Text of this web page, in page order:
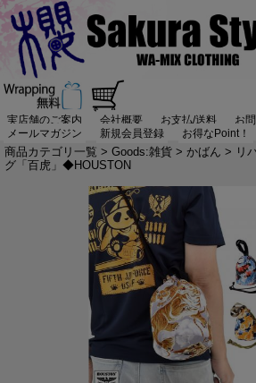
実店舗のご案内 会社概要 お支払/送料
お
メールマガジン
新規会員登録 お得なPoint！
商品カテゴリ一覧 > Goods:雑貨 > かばん > リ
グ「百虎」◆HOUSTON